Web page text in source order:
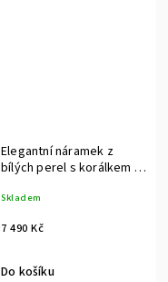
Elegantní náramek z
bílých perel s korálkem z
Skladem
7 490 Kč
Do košíku